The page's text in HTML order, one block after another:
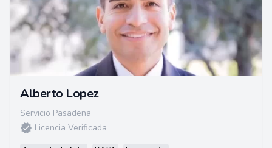
Alberto Lopez
Servicio Pasadena
Licencia Verificada